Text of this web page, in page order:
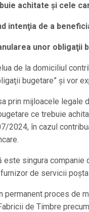
achitate şi cele
intenţia de a
unor obligaţii
de la domiciliul
bugetare” şi vor
prin mijloacele
ce trebuie
2024, în cazul
singura
de servicii
permanent proces de
de Timbre